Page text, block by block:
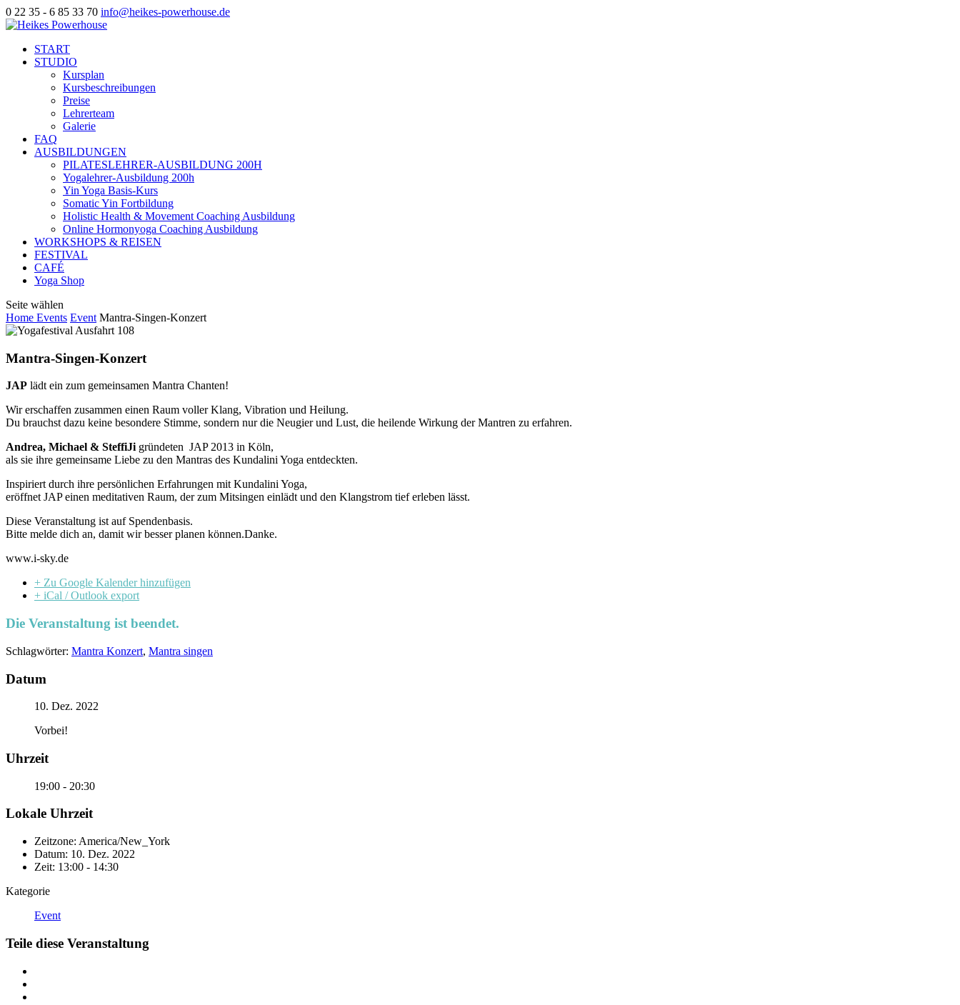
0 22 35 - 6 85 33 70 info@heikes-powerhouse.de
START
STUDIO
Kursplan
Kursbeschreibungen
Preise
Lehrerteam
Galerie
FAQ
AUSBILDUNGEN
PILATESLEHRER-AUSBILDUNG 200H
Yogalehrer-Ausbildung 200h
Yin Yoga Basis-Kurs
Somatic Yin Fortbildung
Holistic Health & Movement Coaching Ausbildung
Online Hormonyoga Coaching Ausbildung
WORKSHOPS & REISEN
FESTIVAL
CAFÉ
Yoga Shop
Seite wählen
Home Events Event Mantra-Singen-Konzert
Mantra-Singen-Konzert
JAP lädt ein zum gemeinsamen Mantra Chanten!
Wir erschaffen zusammen einen Raum voller Klang, Vibration und Heilung.
Du brauchst dazu keine besondere Stimme, sondern nur die Neugier und Lust, die heilende Wirkung der Mantren zu erfahren.
Andrea, Michael & SteffiJigründeten JAP 2013 in Köln,
als sie ihre gemeinsame Liebe zu den Mantras des Kundalini Yoga entdeckten.
Inspiriert durch ihre persönlichen Erfahrungen mit Kundalini Yoga,
eröffnet JAP einen meditativen Raum, der zum Mitsingen einlädt und den Klangstrom tief erleben lässt.
Diese Veranstaltung ist auf Spendenbasis.
Bitte melde dich an, damit wir besser planen können.Danke.
www.i-sky.de
+ Zu Google Kalender hinzufügen
+ iCal / Outlook export
Die Veranstaltung ist beendet.
Schlagwörter: Mantra Konzert, Mantra singen
Datum
10. Dez. 2022
Vorbei!
Uhrzeit
19:00 - 20:30
Lokale Uhrzeit
Zeitzone: America/New_York
Datum: 10. Dez. 2022
Zeit: 13:00 - 14:30
Kategorie
Event
Teile diese Veranstaltung